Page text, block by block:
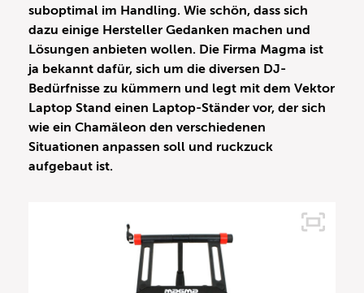
suboptimal im Handling. Wie schön, dass sich
dazu einige Hersteller Gedanken machen und
Lösungen anbieten wollen. Die Firma Magma ist
ja bekannt dafür, sich um die diversen DJ-
Bedürfnisse zu kümmern und legt mit dem Vektor
Laptop Stand einen Laptop-Ständer vor, der sich
wie ein Chamäleon den verschiedenen
Situationen anpassen soll und ruckzuck
aufgebaut ist.